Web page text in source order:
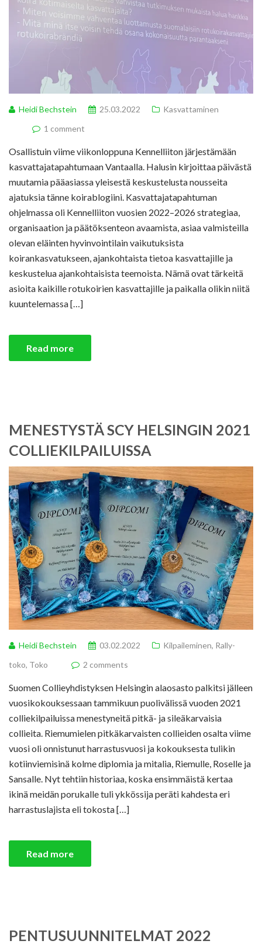
Heidi Bechstein 25.03.2022
Kasvattaminen
1 comment
Osallistuin viime viikonloppuna Kennelliiton järjestämään
kasvattajatapahtumaan Vantaalla. Halusin kirjoittaa päivästä
muutamia pääasiassa yleisestä keskustelusta nousseita
ajatuksia tänne koirablogiini. Kasvattajatapahtuman
ohjelmassa oli Kennelliiton vuosien 2022–2026 strategiaa,
organisaation ja päätöksenteon avaamista, asiaa valmisteilla
olevan eläinten hyvinvointilain vaikutuksista
koirankasvatukseen, ajankohtaista tietoa kasvattajille ja
keskustelua ajankohtaisista teemoista. Nämä ovat tärkeitä
asioita kaikille rotukoirien kasvattajille ja paikalla olikin niitä
kuuntelemassa […]
Read more
MENESTYSTÄ SCY HELSINGIN 2021
COLLIEKILPAILUISSA
Heidi Bechstein 03.02.2022 Kilpaileminen, Rally-
toko, Toko 2 comments
Suomen Collieyhdistyksen Helsingin alaosasto palkitsi jälleen
vuosikokouksessaan tammikuun puolivälissä vuoden 2021
colliekilpailuissa menestyneitä pitkä- ja sileäkarvaisia
collieita. Riemumielen pitkäkarvaisten collieiden osalta viime
vuosi oli onnistunut harrastusvuosi ja kokouksesta tulikin
kotiinviemisinä kolme diplomia ja mitalia, Riemulle, Roselle ja
Sansalle. Nyt tehtiin historiaa, koska ensimmäistä kertaa
ikinä meidän porukalle tuli ykkössija peräti kahdesta eri
harrastuslajista eli tokosta […]
Read more
PENTUSUUNNITELMAT 2022